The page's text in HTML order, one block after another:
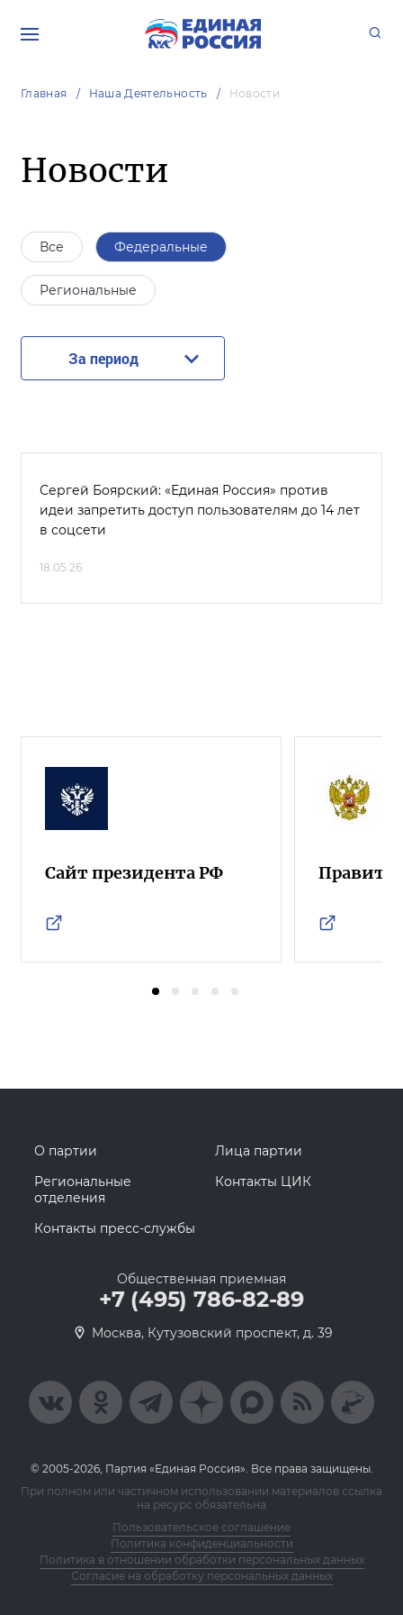
Главная Наша Деятельность Новости
Новости
Все Федеральные
Региональные
За период
Сергей Боярский: «Единая Россия» против
идеи запретить доступ пользователям до 14 лет
в соцсети
18.05.26
Сайт президента РФ
О партии
Лица партии
Региональные
отделения
Контакты ЦИК
Контакты пресс-службы
Общественная приемная
+7 (495) 786-82-89
Москва, Кутузовский проспект, д. 39
© 2005-2026, Партия «Единая Россия». Все права защищены.
При полном или частичном использовании материалов ссылка
на ресурс обязательна
Пользовательское соглашение
Политика конфиденциальности
Политика в отношении обработки персональных данных
Согласие на обработку персональных данных